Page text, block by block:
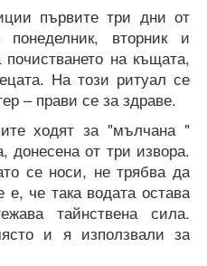
първите три дни от
вторник и
на къщата,
На този ритуал се
– прави се за здраве.
ходят за "мълчана "
донесена от три извора.
се носи, не трябва да
е, че така водата остава
тайнствена сила.
и я използвали за